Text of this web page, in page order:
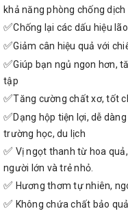
khả năng phòng chống dịch
✅Chống lại các dấu hiệu
✅Giảm cân hiệu quả với
✅Giúp bạn ngủ ngon hơn,
tập
✅Tăng cường chất xơ, tốt
✅Dạng hộp tiện lợi, dễ
trường học, du lịch
✅ Vị ngọt thanh từ hoa
người lớn và trẻ nhỏ.
✅ Hương thơm tự nhiên,
✅ Không chứa chất bảo